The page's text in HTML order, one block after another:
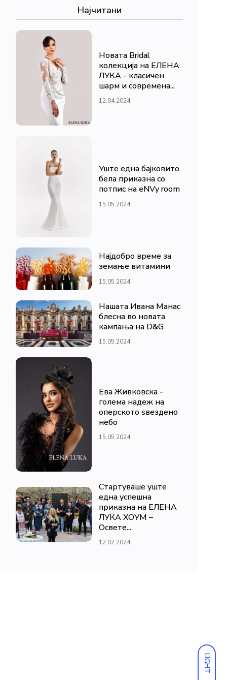
LIGHT
Најчитани
Новата Bridal
колекција на ЕЛЕНА
ЛУКА - класичен
шарм и современа...
12.04.2024
Уште една бајковито
бела приказна со
потпис на eNVy room
15.05.2024
Најдобро време за
земање витамини
15.05.2024
Нашата Ивана Манас
блесна во новата
кампања на D&G
15.05.2024
Ева Живковска -
голема надеж на
оперското ѕвездено
небо
15.05.2024
Стартуваше уште
една успешна
приказна на ЕЛЕНА
ЛУКА ХОУМ –
Освете...
12.07.2024